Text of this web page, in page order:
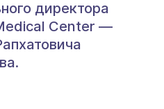
директора
Center —